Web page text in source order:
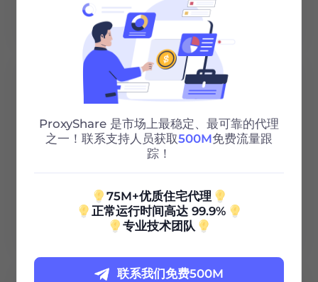
阅读更多
NetCologne
阅读更多
ProxyShare 是市场上最稳定、最可靠的代理
之一！联系支持人员获取500M免费流量跟
踪！
75M+优质住宅代理
正常运行时间高达 99.9%
专业技术团队
联系我们免费500M